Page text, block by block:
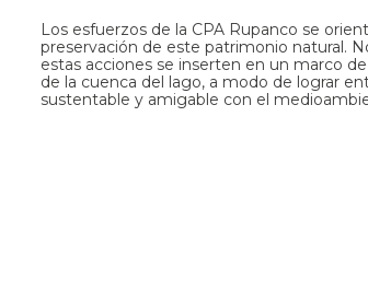
Los esfuerzos de la CPA Rupanco se
preservación de este patrimonio natural.
estas acciones se inserten en un marco
de la cuenca del lago, a modo de lograr
sustentable y amigable con el